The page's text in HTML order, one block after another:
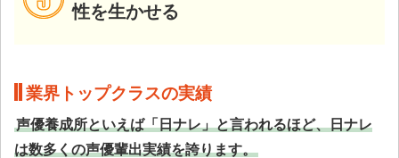
性を生かせる
業界トップクラスの実績
声優養成所といえば「日ナレ」と言われるほど、日ナレ
は数多くの声優輩出実績を誇ります。